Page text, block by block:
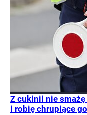
Z cukinii nie
i robię chrupiące